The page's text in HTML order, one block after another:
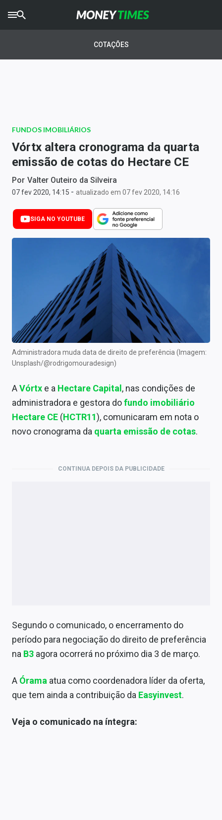
AGROTIMES
Newsletters
Money Trader
Anuncie
Últimas Notícias
Newsletters
Carteiras Recomendadas
Central de Dividendos
Central de Fundos Imobiliários
Central dos IPOs
Finanças Pessoais
Marketing
Tecnologia
Sobre
Expediente
COTAÇÕES
FUNDOS IMOBILIÁRIOS
Vórtx altera cronograma da quarta
emissão de cotas do Hectare CE
Por Valter Outeiro da Silveira
07 fev 2020, 14:15 - atualizado em 07 fev 2020, 14:16
SIGA NO YOUTUBE
Administradora muda data de direito de preferência (Imagem:
Unsplash/@rodrigomouradesign)
AVórtx e a Hectare Capital , nas condições de
administradora e gestora dofundo imobiliário
Hectare CE (HCTR11), comunicaram em nota o
novo cronograma da quarta emissão de cotas.
CONTINUA DEPOIS DA PUBLICIDADE
Segundo o comunicado, o encerramento do
período para negociação do direito de preferência
na B3 agora ocorrerá no próximo dia 3 de março.
A Órama atua como coordenadora líder da oferta,
que tem ainda a contribuição da Easyinvest.
Veja o comunicado na íntegra: